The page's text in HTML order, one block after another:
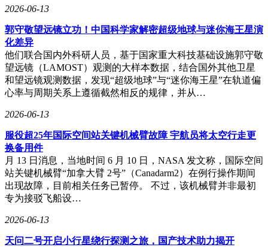
得AI硬件开发周期从数月缩短至数周，开发成本降低70%以
目前，Tuya Cobuilder已支持智能家居、健康监测、工业控制
等多个领域的硬件开发。开发者通过系统生成的解决方案，不
仅包含基础功能代码，更包含完整的设备-云端-应用联动逻
辑，确保产品能够直接投入实际使用场景。这种"所见即所
得"的开发体验，正在重新定义智能硬件行业的创新模式。
2026-06-13
郭守敬望远镜立功！中国科学家解密超级地球与迷你海王星演
化差异
他们联合国内外科研人员，基于国家重大科技基础设施郭守敬
望远镜（LAMOST）观测的大样本数据，结合国外其他卫星
和望远镜观测数据，发现“超级地球”与“迷你海王星”在轨道偏
心率与周期关系上遵循截然相反的规律，并从…
2026-06-13
服役超25年国际空间站关键机械臂故障 宇航员将太空行走更
换备用件
月 13 日消息，当地时间 6 月 10 日，NASA 发文称，国际空间
站关键机械臂“加拿大臂 2号”（Canadarm2）在例行操作期间
出现故障，目前相关任务已暂停。 不过，该机械臂并非最初
专为接驳飞船设…
2026-06-13
天问二号开启小行星绕行探测之旅，国产技术助力揭开